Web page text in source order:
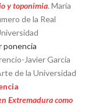
y toponimia. María
de la Real
ponencia
Javier García
de la Universidad
Extremadura como